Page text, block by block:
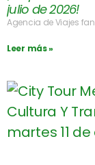
julio de 2026!
Agencia de Viajes
Leer más »